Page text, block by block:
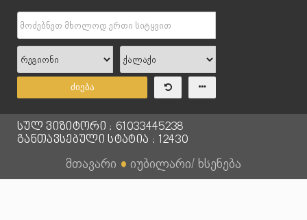
ძიება
სულ ვიზიტორი : 61033445238
განთავსებული სტატია : 12430
მთავარი ● იუბილარი/ ხსენება